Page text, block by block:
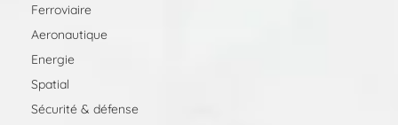
Ferroviaire
Aeronautique
Energie
Spatial
Sécurité & défense